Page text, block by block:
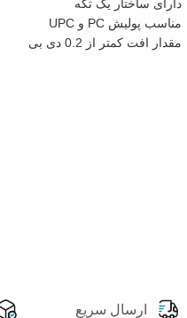
دارای ساختار یک تکه
مناسب پولیش PC و UPC
مقدار افت کمتر از 0.2 دی بی
ارسال سریع